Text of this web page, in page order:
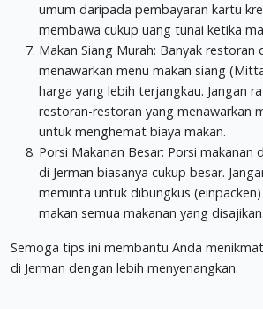
umum daripada pembayaran kartu
membawa cukup uang tunai ketika
Makan Siang Murah: Banyak restoran
menawarkan menu makan siang
harga yang lebih terjangkau. Jangan
restoran-restoran yang menawarkan
untuk menghemat biaya makan.
Porsi Makanan Besar: Porsi makanan
di Jerman biasanya cukup besar.
meminta untuk dibungkus
makan semua makanan yang disajikan.
Semoga tips ini membantu Anda
di Jerman dengan lebih menyenangkan.